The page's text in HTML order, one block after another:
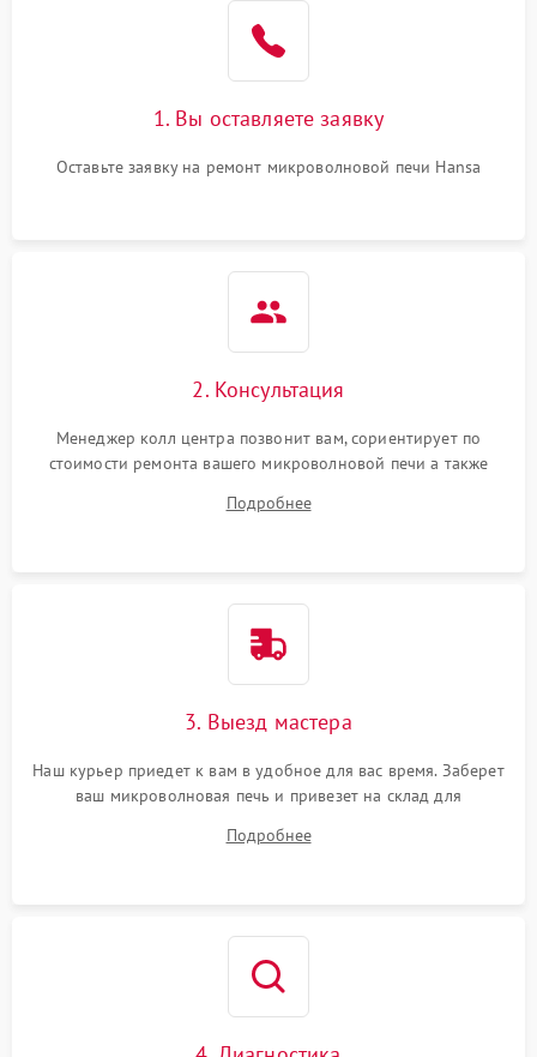
2200 ₽
Не работают сенсорные
1000 ₽
1. Вы оставляете заявку
Оставьте заявку на ремонт микроволновой печи Hansa
2. Консультация
Менеджер колл центра позвонит вам, сориентирует по
стоимости ремонта вашего микроволновой печи а также
Подробнее
3. Выезд мастера
Наш курьер приедет к вам в удобное для вас время. Заберет
ваш микроволновая печь и привезет на склад для
Подробнее